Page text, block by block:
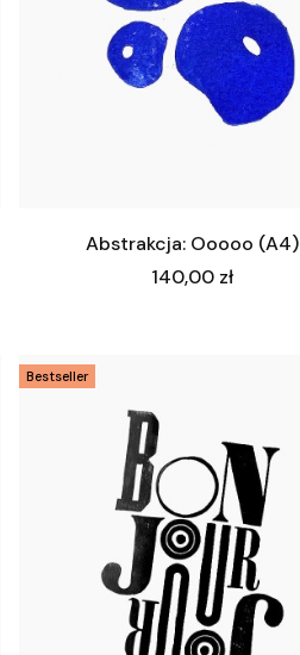
Abstrakcja: Ooooo (A4)
Cena
140,00 zł
Bestseller